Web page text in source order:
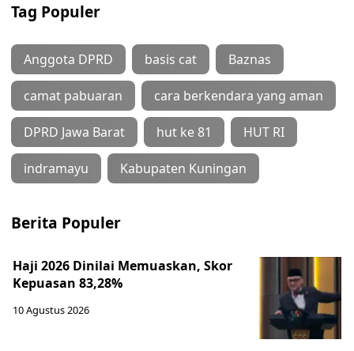
Tag Populer
Anggota DPRD basis cat Baznas
camat pabuaran cara berkendara yang aman
DPRD Jawa Barat hut ke 81 HUT RI
indramayu Kabupaten Kuningan
Berita Populer
Haji 2026 Dinilai Memuaskan, Skor
Kepuasan 83,28%
10 Agustus 2026